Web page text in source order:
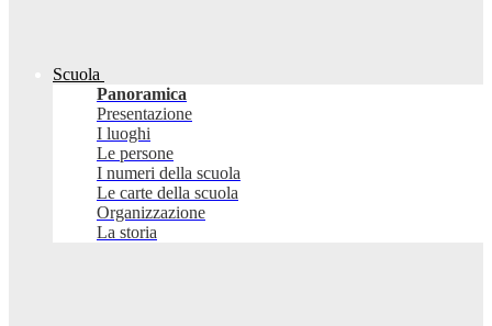
Scuola
Panoramica
Presentazione
I luoghi
Le persone
I numeri della scuola
Le carte della scuola
Organizzazione
La storia